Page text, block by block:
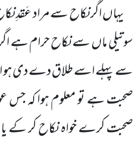
یہاں اگر نکاح سے مراد عَقدِ
سوتیلی ماں سے نکاح حرام
سے پہلے اسے طلاق دے دی ہو
صحبت ہے تو معلوم ہوا کہ
صحبت کرے خواہ نکاح کر کے یا